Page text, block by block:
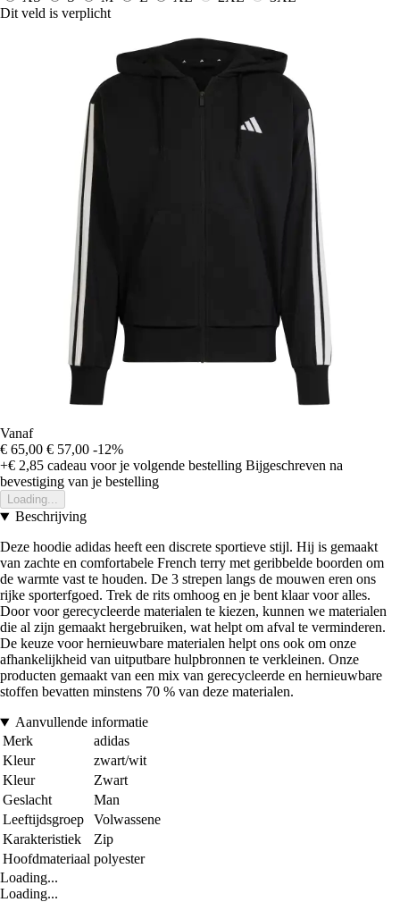
Dit veld is verplicht
Vanaf
€ 65,00 € 57,00 -12%
+€ 2,85 cadeau voor je volgende bestelling Bijgeschreven na
bevestiging van je bestelling
Loading...
Beschrijving
Deze hoodie adidas heeft een discrete sportieve stijl. Hij is gemaakt
van zachte en comfortabele French terry met geribbelde boorden om
de warmte vast te houden. De 3 strepen langs de mouwen eren ons
rijke sporterfgoed. Trek de rits omhoog en je bent klaar voor alles.
Door voor gerecycleerde materialen te kiezen, kunnen we materialen
die al zijn gemaakt hergebruiken, wat helpt om afval te verminderen.
De keuze voor hernieuwbare materialen helpt ons ook om onze
afhankelijkheid van uitputbare hulpbronnen te verkleinen. Onze
producten gemaakt van een mix van gerecycleerde en hernieuwbare
stoffen bevatten minstens 70 % van deze materialen.
Aanvullende informatie
Merk
adidas
Kleur
zwart/wit
Kleur
Zwart
Geslacht
Man
Leeftijdsgroep
Volwassene
Karakteristiek
Zip
Hoofdmateriaal polyester
Loading...
Loading...